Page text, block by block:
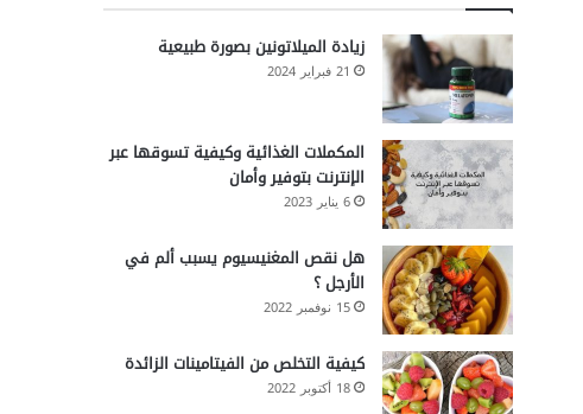
زيادة الميلاتونين بصورة طبيعية
21 فبراير 2024
المكملات الغذائية وكيفية تسوقها عبر
الإنترنت بتوفير وأمان
6 يناير 2023
هل نقص المغنيسيوم يسبب ألم في
الأرجل ؟
15 نوفمبر 2022
كيفية التخلص من الفيتامينات الزائدة
18 أكتوبر 2022